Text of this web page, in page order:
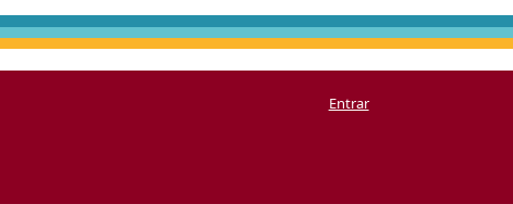
Entrar